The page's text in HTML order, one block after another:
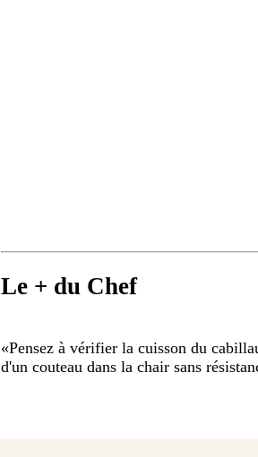
Le + du Chef
«Pensez à vérifier la cuisson du
d'un couteau dans la chair sans